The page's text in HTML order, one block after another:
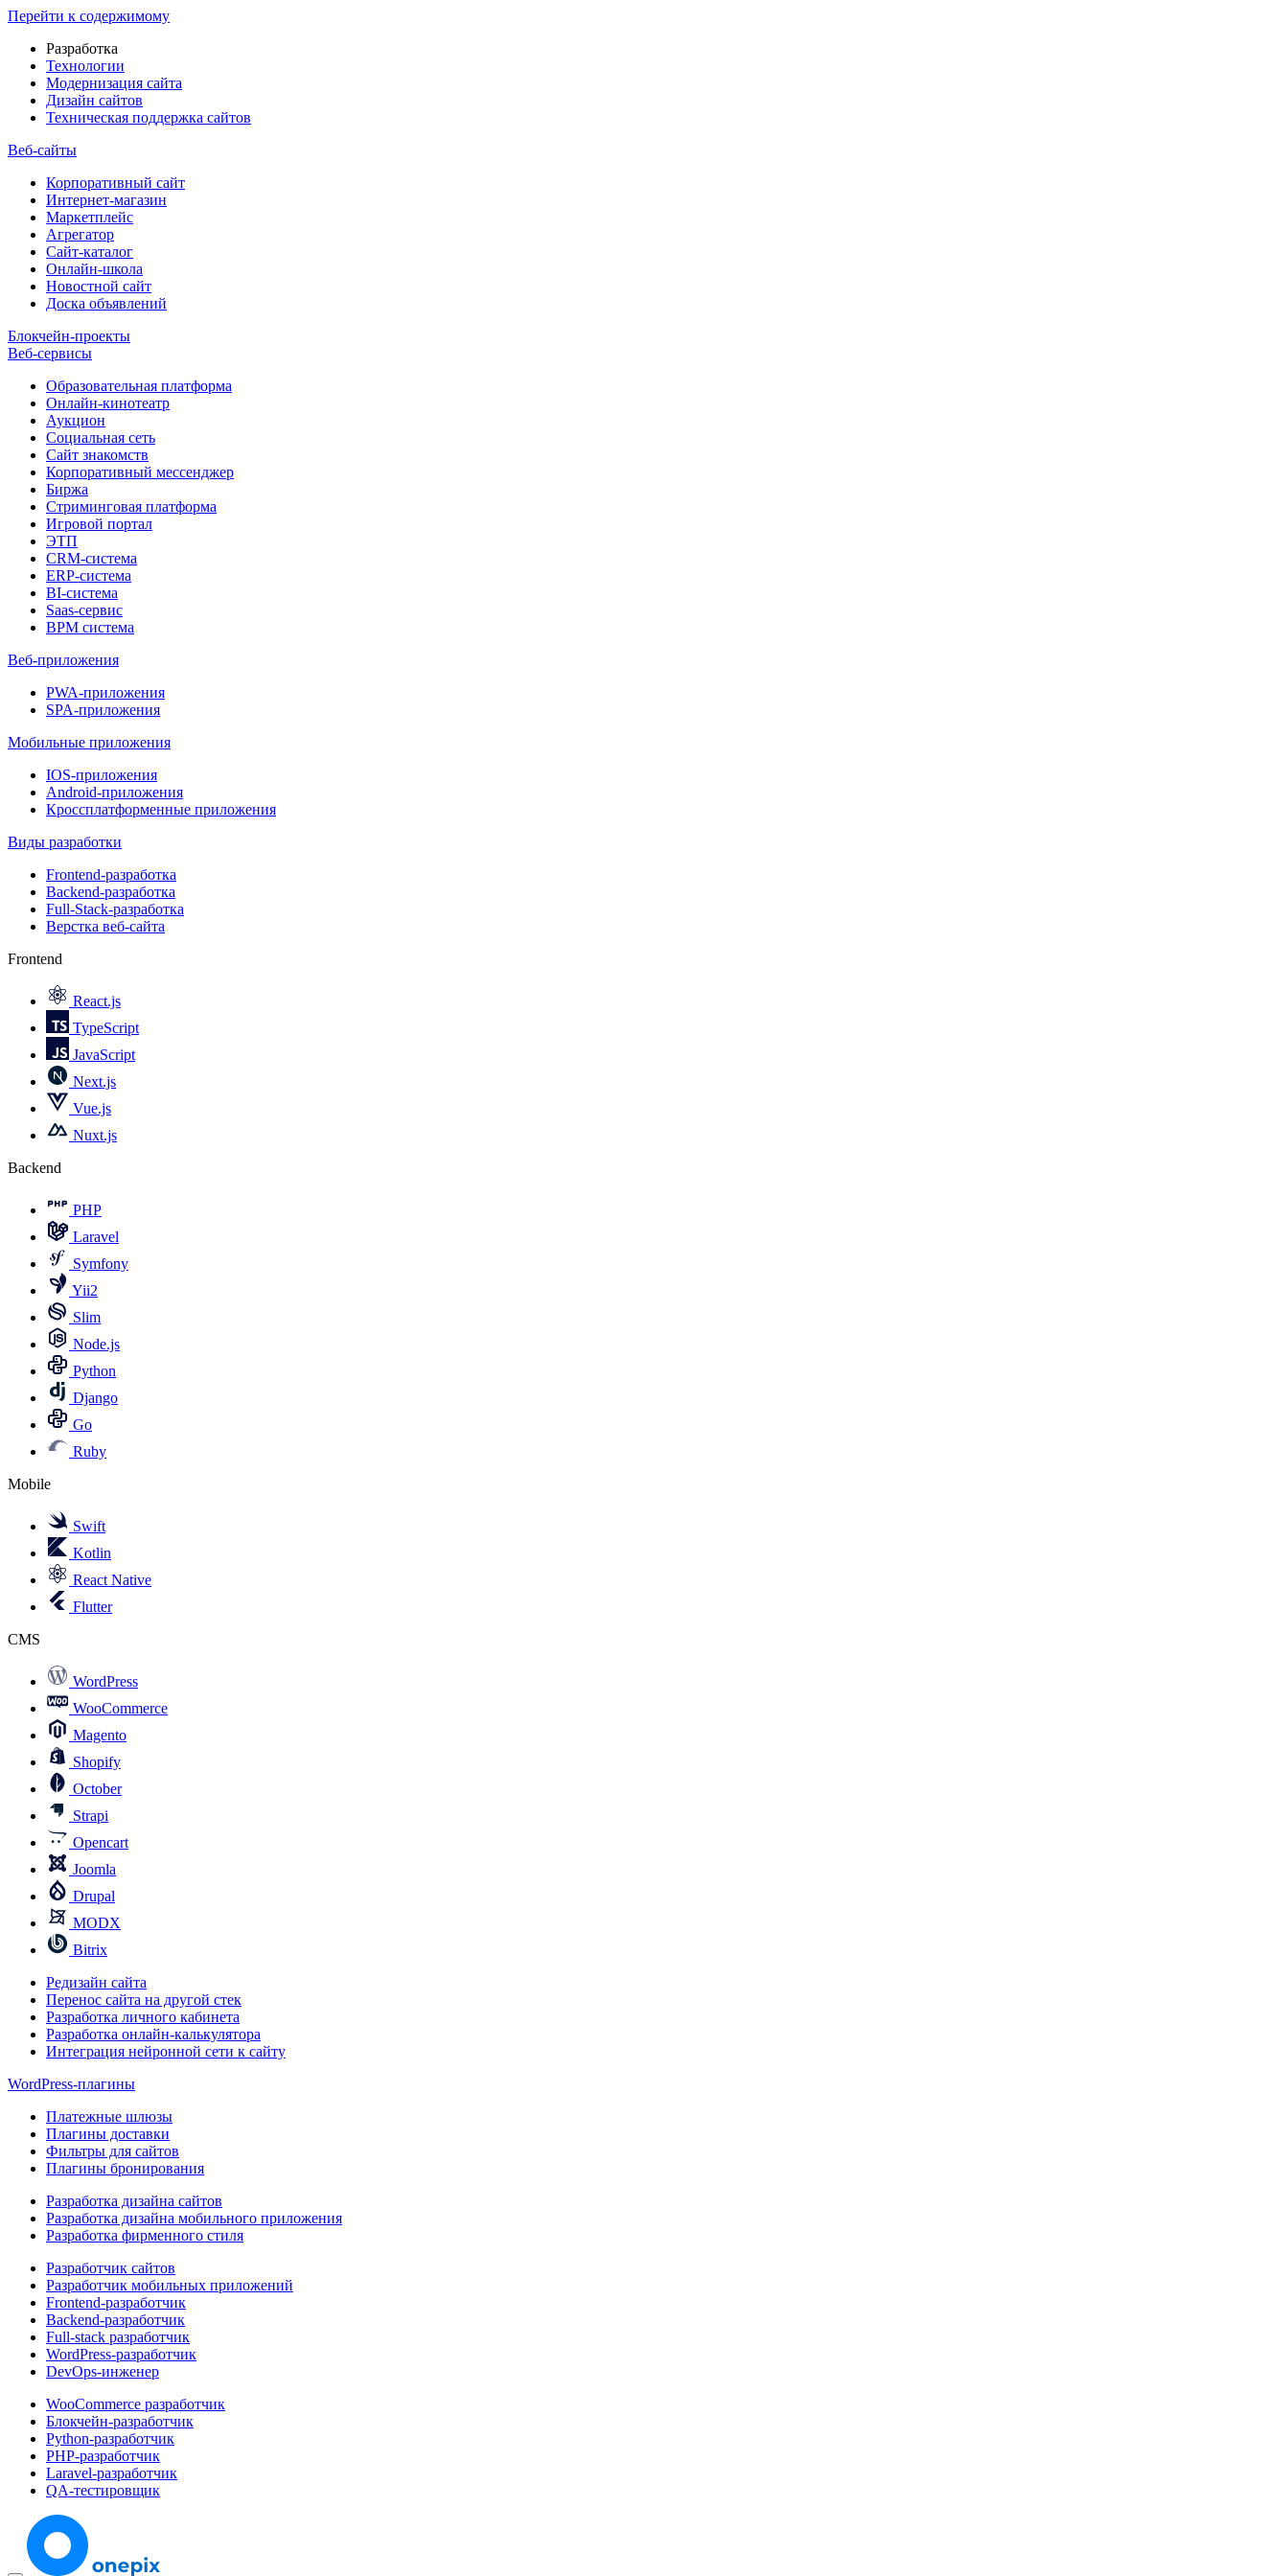
Перейти к содержимому
Разработка
Технологии
Модернизация сайта
Дизайн сайтов
Техническая поддержка сайтов
Веб-сайты
Корпоративный сайт
Интернет-магазин
Маркетплейс
Агрегатор
Сайт-каталог
Онлайн-школа
Новостной сайт
Доска объявлений
Блокчейн-проекты
Веб-сервисы
Образовательная платформа
Онлайн-кинотеатр
Аукцион
Социальная сеть
Сайт знакомств
Корпоративный мессенджер
Биржа
Стриминговая платформа
Игровой портал
ЭТП
CRM-система
ERP-система
BI-система
Saas-сервис
BPM система
Веб-приложения
PWA-приложения
SPA-приложения
Мобильные приложения
IOS-приложения
Android-приложения
Кроссплатформенные приложения
Виды разработки
Frontend-разработка
Backend-разработка
Full-Stack-разработка
Верстка веб-сайта
Frontend
React.js
TypeScript
JavaScript
Next.js
Vue.js
Nuxt.js
Backend
PHP
Laravel
Symfony
Yii2
Slim
Node.js
Python
Django
Go
Ruby
Mobile
Swift
Kotlin
React Native
Flutter
CMS
WordPress
WooCommerce
Magento
Shopify
October
Strapi
Opencart
Joomla
Drupal
MODX
Bitrix
Редизайн сайта
Перенос сайта на другой стек
Разработка личного кабинета
Разработка онлайн-калькулятора
Интеграция нейронной сети к сайту
WordPress-плагины
Платежные шлюзы
Плагины доставки
Фильтры для сайтов
Плагины бронирования
Разработка дизайна сайтов
Разработка дизайна мобильного приложения
Разработка фирменного стиля
Разработчик сайтов
Разработчик мобильных приложений
Frontend-разработчик
Backend-разработчик
Full-stack разработчик
WordPress-разработчик
DevOps-инженер
WooCommerce разработчик
Блокчейн-разработчик
Python-разработчик
PHP-разработчик
Laravel-разработчик
QA-тестировщик